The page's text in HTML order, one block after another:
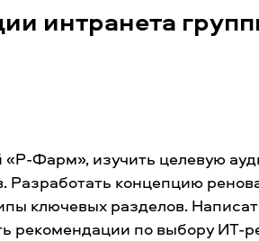
интранета
«Р-Фарм», изучить целевую
Разработать концепцию
ключевых разделов.
рекомендации по выбору ИТ-